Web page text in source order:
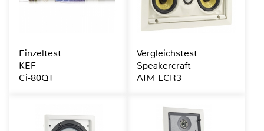
Einzeltest
KEF
Ci-80QT
Vergleichstest
Speakercraft
AIM LCR3